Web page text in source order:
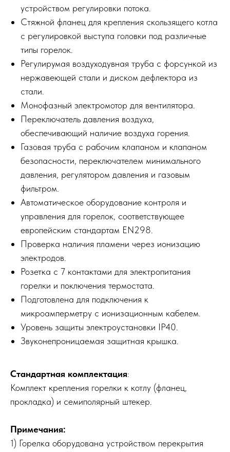
устройством регулировки потока.
Стяжной фланец для крепления скользящего котла
с регулировкой выступа головки под различные
типы горелок.
Регулирумая воздуходувная труба с форсункой из
нержавеющей стали и диском дефлектора из
стали.
Монофазный электромотор для вентилятора.
Переключатель давления воздуха,
обеспечивающий наличие воздуха горения.
Газовая труба с рабочим клапаном и клапаном
безопасности, переключателем минимального
давления, регулятором давления и газовым
фильтром.
Автоматическое оборудование контроля и
управления для горелок, соответствующее
европейским стандартам EN298.
Проверка наличия пламени через ионизацию
электродов.
Розетка с 7 контактами для электропитания
горелки и поключения термостата.
Подготовлена для подключения к
микроамперметру с ионизационным кабелем.
Уровень защиты электроустановки IP40.
Звуконепроницаемая защитная крышка.
Стандартная комплектация:
Комплект крепления горелки к котлу (фланец,
прокладка) и семиполярный штекер.
Примечания:
1) Горелка оборудована устройством перекрытия